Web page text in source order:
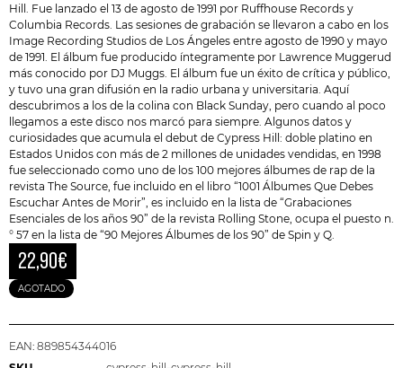
Hill. Fue lanzado el 13 de agosto de 1991 por Ruffhouse Records y
Columbia Records. Las sesiones de grabación se llevaron a cabo en los
Image Recording Studios de Los Ángeles entre agosto de 1990 y mayo
de 1991. El álbum fue producido íntegramente por Lawrence Muggerud
más conocido por DJ Muggs . El álbum fue un éxito de crítica y público,
y tuvo una gran difusión en la radio urbana y universitaria. Aquí
descubrimos a los de la colina con Black Sunday, pero cuando al poco
llegamos a este disco nos marcó para siempre. Algunos datos y
curiosidades que acumula el debut de Cypress Hill: doble platino en
Estados Unidos con más de 2 millones de unidades vendidas, en 1998
fue seleccionado como uno de los 100 mejores álbumes de rap de la
revista The Source, fue incluido en el libro “1001 Álbumes Que Debes
Escuchar Antes de Morir”, es incluido en la lista de “Grabaciones
Esenciales de los años 90” de la revista Rolling Stone, ocupa el puesto n.
° 57 en la lista de “90 Mejores Álbumes de los 90” de Spin y Q.
22,90€
AGOTADO
EAN: 889854344016